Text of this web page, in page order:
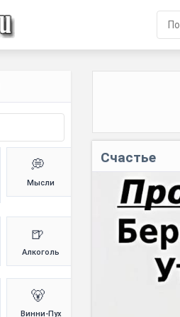
Счастье
💭
Мысли
🍺
Алкоголь
🐻
Винни-Пух